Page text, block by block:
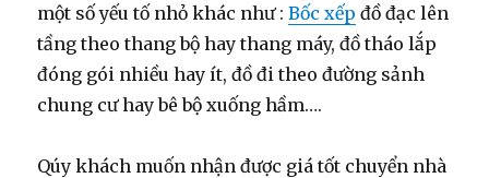
một số yếu tố nhỏ khác như :Bốc xếp đồ đạc lên
tầng theo thang bộ hay thang máy, đồ tháo lắp
đóng gói nhiều hay ít, đồ đi theo đường sảnh
chung cư hay bê bộ xuống hầm….
Qúy khách muốn nhận được giá tốt chuyển nhà